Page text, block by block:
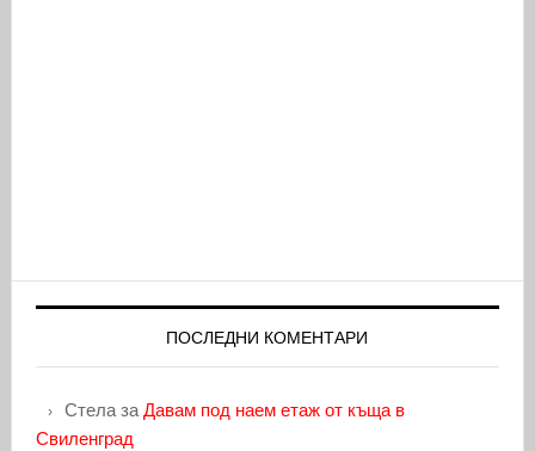
ПОСЛЕДНИ КОМЕНТАРИ
Стелаза Давам под наем етаж от къща в
Свиленград